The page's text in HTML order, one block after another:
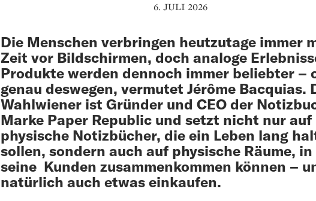
6. JULI 2026
Die Menschen verbringen heutzutage immer
Zeit vor Bild­schirmen, doch analoge
Produkte werden dennoch immer beliebter –
genau deswegen, ver­mutet Jérôme Bacquias.
Wahlwiener ist Gründer und CEO der
Marke Paper Republic und setzt nicht nur auf
physische Notizbücher, die ein Leben lang
sollen, ­sondern auch auf physische Räume, in
seine­ ­ Kunden zusammenkommen können –
natürlich auch etwas ­einkaufen.